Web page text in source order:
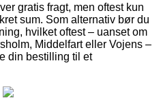
gratis fragt, men oftest kun
sum. Som alternativ bør du
hvilket oftest – uanset om
Middelfart eller Vojens –
din bestilling til et